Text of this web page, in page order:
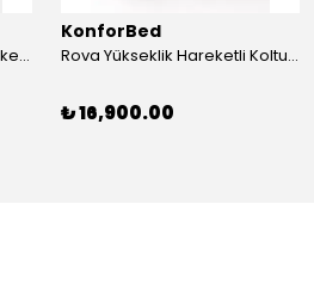
Viro Baş & Ayak Kısmı Hareketli Koltuk Çift Bacaklı
KonforBed
Rova Yükseklik Hareketli Koltuk (Hidrolik) Beyaz-Gri
₺ 16,900.00